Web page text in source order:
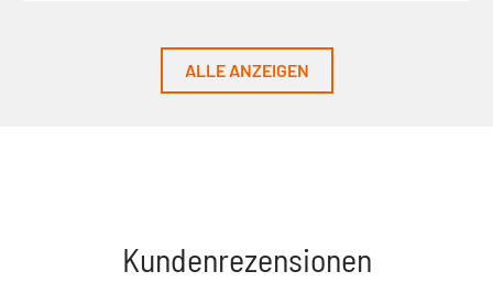
ALLE ANZEIGEN
Kundenrezensionen